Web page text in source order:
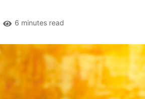
6 minutes read